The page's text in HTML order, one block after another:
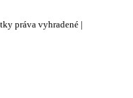
práva vyhradené |